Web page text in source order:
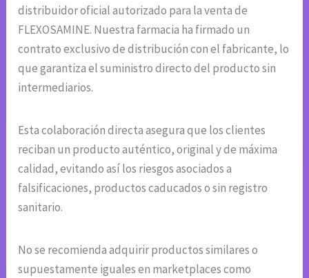
distribuidor oficial autorizado para la venta de
FLEXOSAMINE. Nuestra farmacia ha firmado un
contrato exclusivo de distribución con el fabricante, lo
que garantiza el suministro directo del producto sin
intermediarios.
Esta colaboración directa asegura que los clientes
reciban un producto auténtico, original y de máxima
calidad, evitando así los riesgos asociados a
falsificaciones, productos caducados o sin registro
sanitario.
No se recomienda adquirir productos similares o
supuestamente iguales en marketplaces como